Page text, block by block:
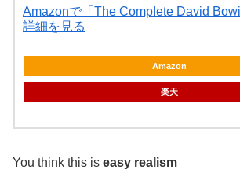
Amazonで「The Complete David
詳細を見る
Amazon
楽天
You think this is easy realism